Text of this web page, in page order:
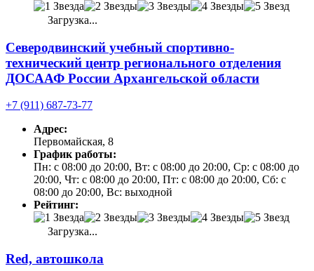
Загрузка...
Северодвинский учебный спортивно-
технический центр регионального отделения
ДОСААФ России Архангельской области
+7 (911) 687-73-77
Адрес:
Первомайская, 8
График работы:
Пн: с 08:00 до 20:00, Вт: с 08:00 до 20:00, Ср: с 08:00 до
20:00, Чт: с 08:00 до 20:00, Пт: с 08:00 до 20:00, Сб: с
08:00 до 20:00, Вс: выходной
Рейтинг:
Загрузка...
Red, автошкола